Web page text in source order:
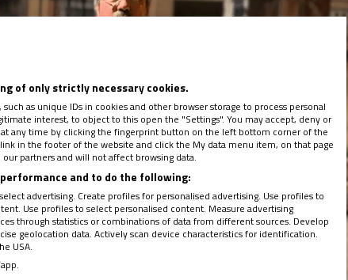
of only strictly necessary cookies.
as unique IDs in cookies and other browser storage to process personal
interest, to object to this open the "Settings". You may accept, deny or
any time by clicking the fingerprint button on the left bottom corner of the
in the footer of the website and click the My data menu item, on that page
partners and will not affect browsing data.
and to do the following:
advertising. Create profiles for personalised advertising. Use profiles to
Use profiles to select personalised content. Measure advertising
through statistics or combinations of data from different sources. Develop
geolocation data. Actively scan device characteristics for identification.
USA.